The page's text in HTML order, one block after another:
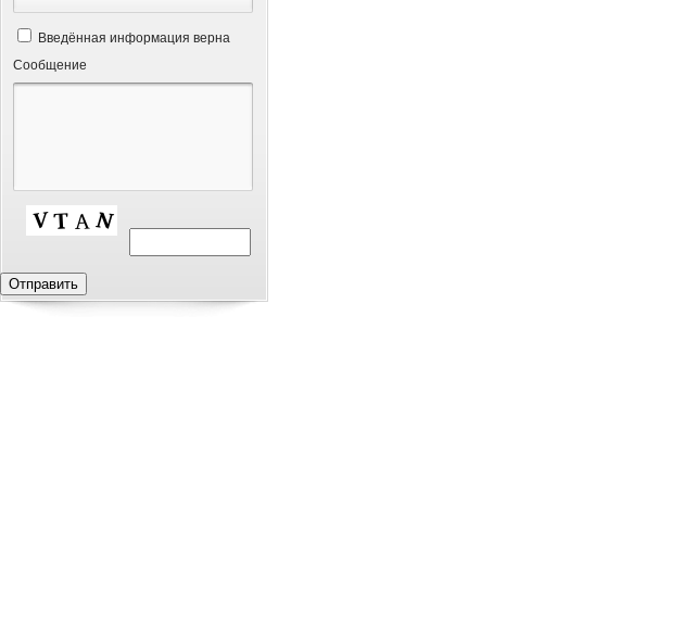
Введённая информация верна
Сообщение